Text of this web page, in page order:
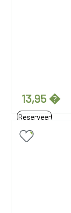
13,95 �
Reserveer